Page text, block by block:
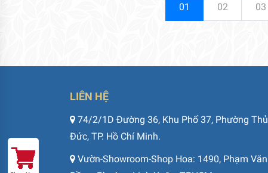
01 02 03
LIÊN HỆ
74/2/1D Đường 36, Khu Phố 37, Phường Thủ
Đức, TP. Hồ Chí Minh.
Vườn-Showroom-Shop Hoa: 1490, Phạm Văn